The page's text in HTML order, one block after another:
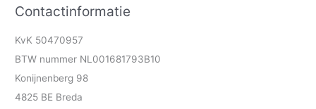
Contactinformatie
KvK 50470957
BTW nummer NL001681793B10
Konijnenberg 98
4825 BE Breda